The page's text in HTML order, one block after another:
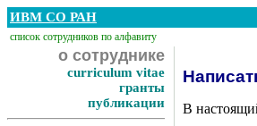
ИВМ СО РАН
список сотрудников по алфавиту
о сотруднике
curriculum vitae
гранты
публикации
В